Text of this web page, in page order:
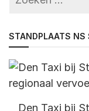
STANDPLAATS NS
Den Taxi bij